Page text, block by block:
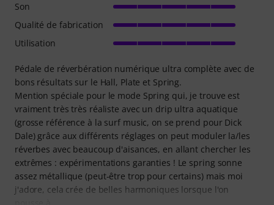
Pédale de réverbération numérique ultra complète avec de
bons résultats sur le Hall, Plate et Spring.
Mention spéciale pour le mode Spring qui, je trouve est
vraiment très très réaliste avec un drip ultra aquatique
(grosse référence à la surf music, on se prend pour Dick
Dale) grâce aux différents réglages on peut moduler la/les
réverbes avec beaucoup d'aisances, en allant chercher les
extrêmes : expérimentations garanties ! Le spring sonne
assez métallique (peut-être trop pour certains) mais moi
j'adore, cela crée de belles harmoniques lorsque l'on
Son
Qualité de fabrication
Utilisation